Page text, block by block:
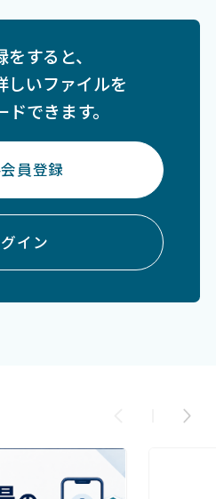
すると、
しいファイルを
できます。
員登録
イン